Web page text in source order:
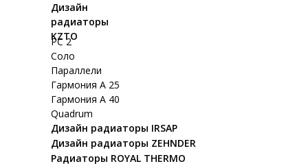
Дизайн
радиаторы
KZTO
РС 2
Соло
Параллели
Гармония А 25
Гармония А 40
Quadrum
Дизайн радиаторы IRSAP
Дизайн радиаторы ZEHNDER
Радиаторы ROYAL THERMO